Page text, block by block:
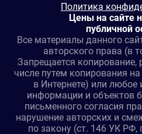
Цены на сайте
публичной
Все материалы данного
авторского права (в
Запрещается копирование,
числе путем копирования
в Интернете) или любое
информации и объектов
письменного согласия
нарушение авторских и
по закону (ст. 146 УК
Политика